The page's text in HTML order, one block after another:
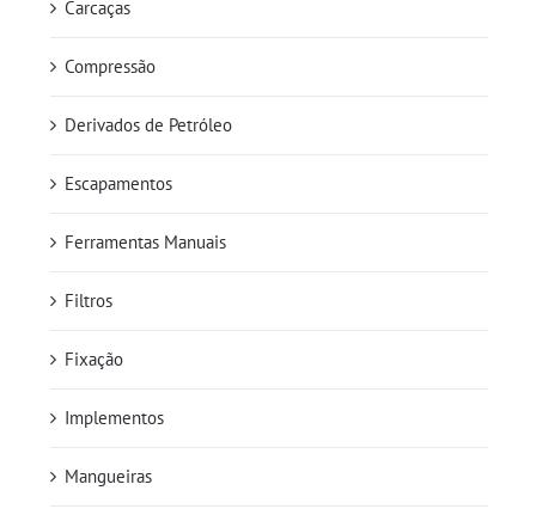
Carcaças
Compressão
Derivados de Petróleo
Escapamentos
Ferramentas Manuais
Filtros
Fixação
Implementos
Mangueiras